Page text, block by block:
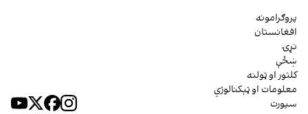
پروګرامونه
افغانستان
نړۍ
ښځې
کلتور او ټولنه
معلومات او ټېکنالوژي
سپورت